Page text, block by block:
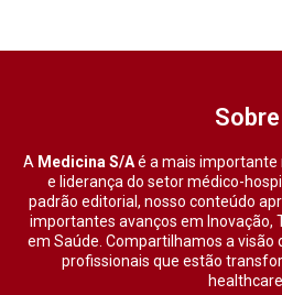
Sobre
A Medicina S/Aé a mais importante
e liderança do setor médico-
padrão editorial, nosso conteúdo
importantes avanços em Inovação,
em Saúde. Compartilhamos a visão
profissionais que estão
healthcare.